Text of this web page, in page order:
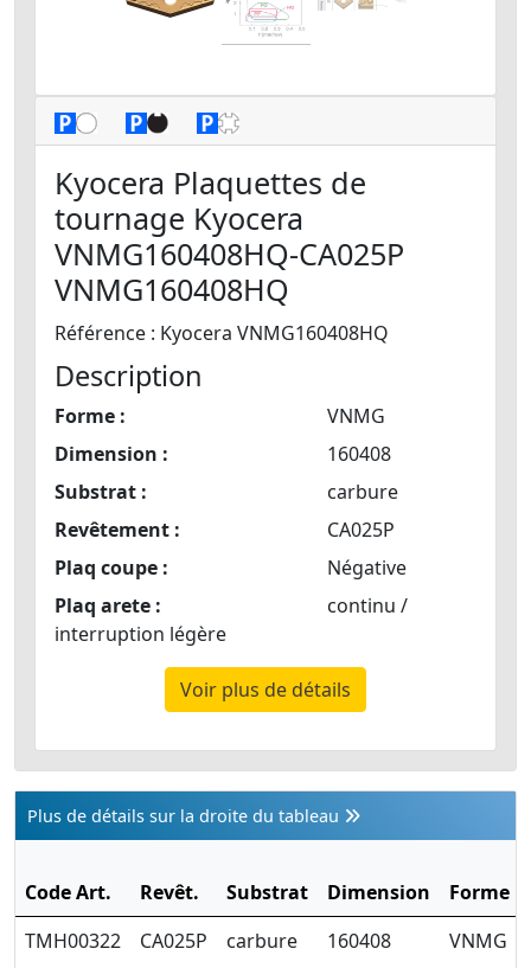
Kyocera Plaquettes de
tournage Kyocera
VNMG160408HQ-CA025P
VNMG160408HQ
Référence : Kyocera VNMG160408HQ
Description
Forme :
VNMG
Dimension :
160408
Substrat :
carbure
Revêtement :
CA025P
Plaq coupe :
Négative
Plaq arete :
continu /
interruption légère
Voir plus de détails
Plus de détails sur la droite du tableau
Code Art. Revêt. Substrat Dimension Forme
TMH00322
CA025P carbure 160408 VNMG